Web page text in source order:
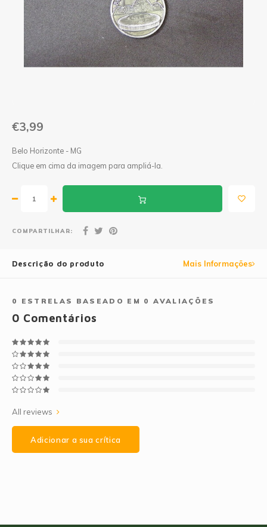
Geleias
Goiabadas e Cia
Misturas
Unitários
Farinhas de Milho
Farinhas de Trigo
Farofas
Oleos e Azeites
Polvilhos/Tapiocas
Massas Instantâneas
Pipoca de Micro-ondas
€3,99
Belo Horizonte - MG
Clique em cima da imagem para ampliá-la.
COMPARTILHAR:
Descrição do produto Mais Informações
0 ESTRELAS BASEADO EM 0 AVALIAÇÕES
0 Comentários
All reviews
Adicionar a sua crítica